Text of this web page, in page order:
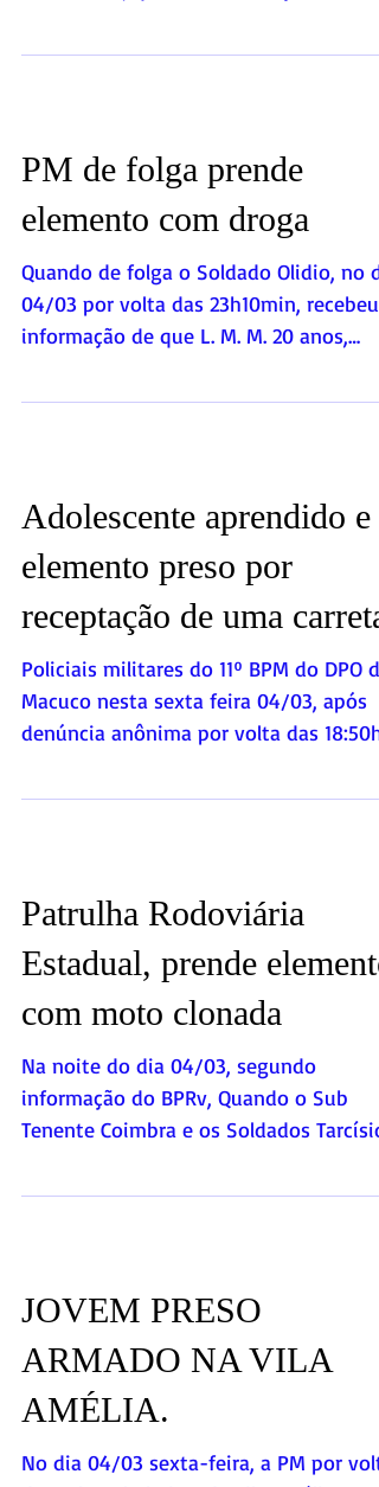
de Albuquerque, recebeu a...
PM de folga prende
elemento com droga
Quando de folga o Soldado Olidio, no dia
04/03 por volta das 23h10min, recebeu
estaria vindo do...
Adolescente aprendido e
elemento preso por
receptação de uma carreta
Policiais militares do 11º BPM do DPO de
Macuco nesta sexta feira 04/03, após
abordaram 2...
Patrulha Rodoviária
Estadual, prende elemento
com moto clonada
Na noite do dia 04/03, segundo
informação do BPRv, Quando o Sub
e Wellington em patrulhamento na...
JOVEM PRESO
ARMADO NA VILA
AMÉLIA.